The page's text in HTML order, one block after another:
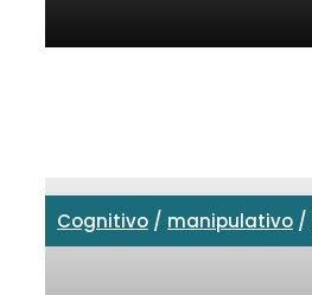
Cognitivo / manipulativo /